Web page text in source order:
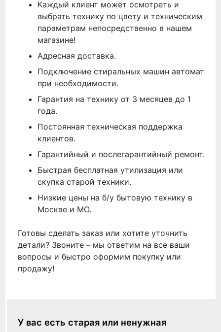
Каждый клиент может осмотреть и
выбрать технику по цвету и техническим
параметрам непосредственно в нашем
магазине!
Адресная доставка.
Подключение стиральных машин автомат
при необходимости.
Гарантия на технику от 3 месяцев до 1
года.
Постоянная техническая поддержка
клиентов.
Гарантийный и послегарантийный ремонт.
Быстрая бесплатная утилизация или
скупка старой техники.
Низкие цены на б/у бытовую технику в
Москве и МО.
Готовы сделать заказ или хотите уточнить
детали? Звоните – мы ответим на все ваши
вопросы и быстро оформим покупку или
продажу!
У вас есть старая или ненужная